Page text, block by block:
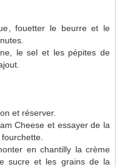
fouetter le beurre et le
le sel et les pépites de
et réserver.
Cheese et essayer de la
en chantilly la crème
sucre et les grains de la